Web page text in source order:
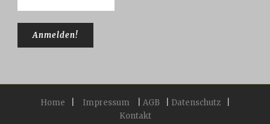
Home Impressum AGB Datenschutz
Kontakt